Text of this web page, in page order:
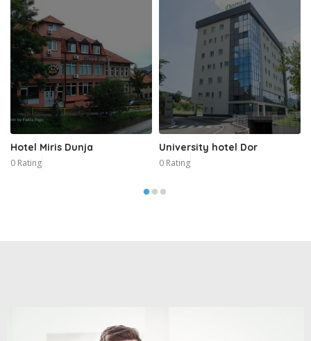
Hotel Miris Dunja
0 Rating
University hotel Dor
0 Rating